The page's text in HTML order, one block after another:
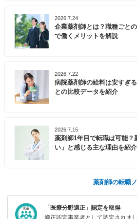
2026.7.24
企業薬剤師とは？職種ごと
で働くメリットを解説
2026.7.22
病院薬剤師の給料は安すぎ
との比較データを紹介
2026.7.15
薬剤師1年目で転職は可能？
い」と感じる主な理由を紹介
薬剤師の転職
「医療分野適正」認定を取得